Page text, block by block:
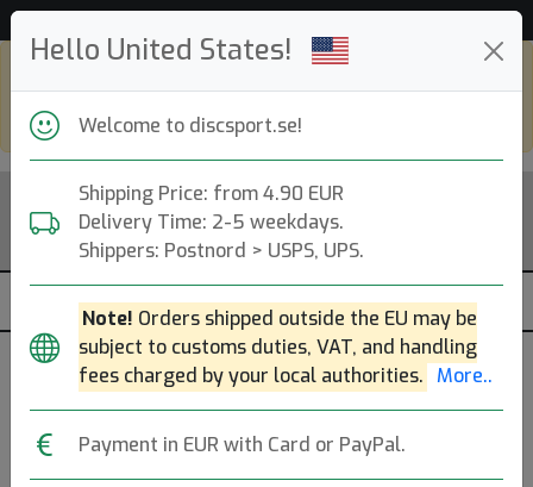
Hello United States!
Welcome to discsport.se!
Shipping Price: from 4.90 EUR
Delivery Time: 2-5 weekdays.
Shippers: Postnord > USPS, UPS.
Note! Orders shipped outside the EU may be
subject to customs duties, VAT, and handling
fees charged by your local authorities. More..
Payment in EUR with Card or PayPal.
go todiscsport.com
Previous Next
Click to Choose Disc!